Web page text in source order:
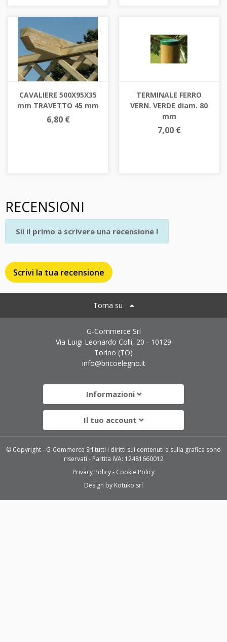
CAVALIERE 500X95X35
mm TRAVETTO 45 mm
6,80 €
TERMINALE FERRO
VERN. VERDE diam. 80
mm
7,00 €
RECENSIONI
Scrivi la tua recensione
Sii il primo a scrivere una recensione !
Torna su
G-Commerce Srl
Via Luigi Leonardo Colli, 20 - 10129
Torino (TO)
info@bricoelegno.it
Informazioni
Il tuo account
© Copyright - G-Commerce Srl tutti i diritti sui contenuti e sulla grafica sono
riservati - Partita IVA: 12481660012
Privacy Policy
Cookie Policy
Design by Kotuko srl